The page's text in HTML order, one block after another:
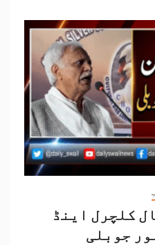
کلچرل اینڈ
جوبلی